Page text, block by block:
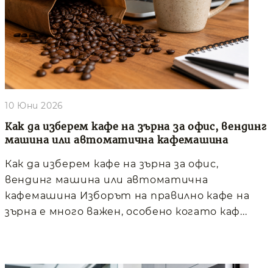
Как да изберем кафе на зърна за офис, вендинг
машина или автоматична кафемашина
10 Юни 2026
Как да изберем кафе на зърна за офис,
вендинг машина или автоматична
кафемашина Изборът на правилно кафе на
зърна е много важен, особено когато каф...